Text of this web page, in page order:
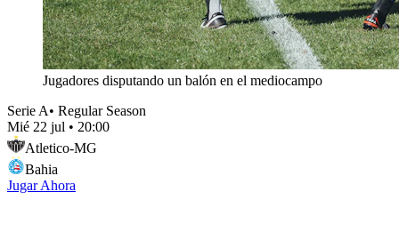
Jugadores disputando un balón en el mediocampo
Serie A• Regular Season
Mié 22 jul • 20:00
Atletico-MG
Bahia
Jugar Ahora